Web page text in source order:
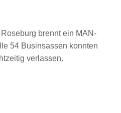
brennt ein MAN-
54 Businsassen konnten
verlassen.